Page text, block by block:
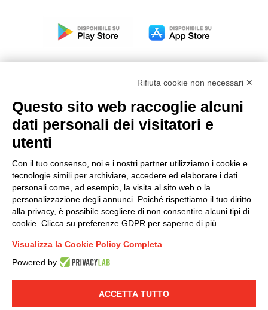
LINKEDIN YOUTUBE
© 2019 - DKC Europe - -
Modello organizzativo, gestione e controllo – D. lgs.
231/2001
Condizioni generali di vendita DKC Power Solutions
Condizioni generali di acquisto
Codice etico
Rifiuta cookie non necessari ✕
Questo sito web raccoglie alcuni
dati personali dei visitatori e
utenti
Con il tuo consenso, noi e i nostri partner utilizziamo i cookie e
tecnologie simili per archiviare, accedere ed elaborare i dati
personali come, ad esempio, la visita al sito web o la
personalizzazione degli annunci. Poiché rispettiamo il tuo diritto
alla privacy, è possibile scegliere di non consentire alcuni tipi di
cookie. Clicca su preferenze GDPR per saperne di più.
Visualizza la Cookie Policy Completa
Powered by
ACCETTA TUTTO